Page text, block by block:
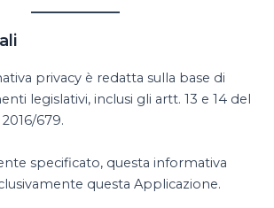
privacy è redatta sulla base di
legislativi, inclusi gli artt. 13 e 14 del
679.
specificato, questa informativa
questa Applicazione.